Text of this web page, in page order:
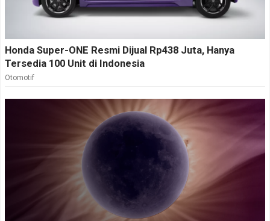
Honda Super-ONE Resmi Dijual Rp438 Juta, Hanya
Tersedia 100 Unit di Indonesia
Otomotif